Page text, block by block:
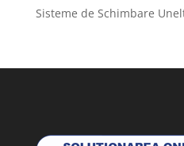
Sisteme de Schimbare